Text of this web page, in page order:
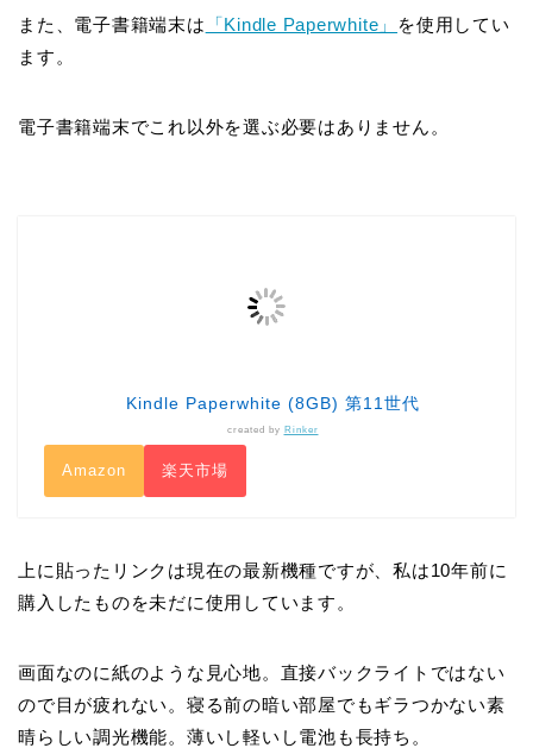
また、電子書籍端末は 「Kindle Paperwhite」
を使用してい
ます。
電子書籍端末でこれ以外を選ぶ必要はありません。
Kindle Paperwhite (8GB) 第11世代
created by Rinker
Amazon 楽天市場
上に貼ったリンクは現在の最新機種ですが、私は10年前に
購入したものを未だに使用しています。
画面なのに紙のような見心地。直接バックライトではない
ので目が疲れない。寝る前の暗い部屋でもギラつかない素
晴らしい調光機能。薄いし軽いし電池も長持ち。